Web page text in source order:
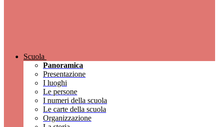
Scuola
Panoramica
Presentazione
I luoghi
Le persone
I numeri della scuola
Le carte della scuola
Organizzazione